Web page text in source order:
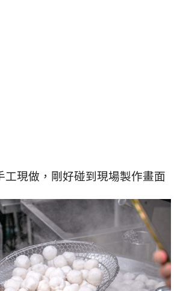
工現做，剛好碰到現場製作畫面